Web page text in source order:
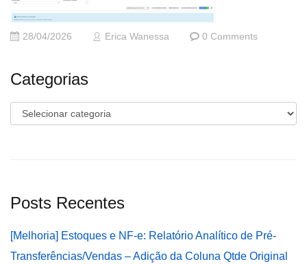
28/04/2026 Erica Wanessa 0 Comments
Categorias
Categorias
Posts Recentes
[Melhoria] Estoques e NF-e: Relatório Analítico de Pré-
Transferências/Vendas – Adição da Coluna Qtde Original